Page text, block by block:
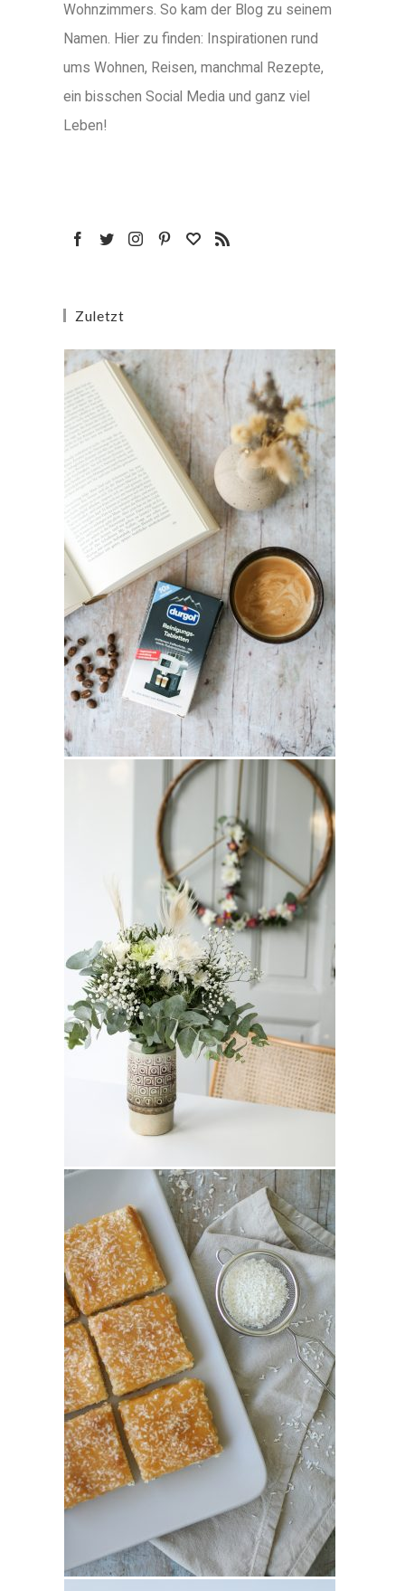
Wohnzimmers. So kam der Blog zu seinem
Namen. Hier zu finden: Inspirationen rund
ums Wohnen, Reisen, manchmal Rezepte,
ein bisschen Social Media und ganz viel
Leben!
Zuletzt